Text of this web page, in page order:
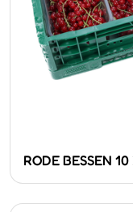
RODE BESSEN